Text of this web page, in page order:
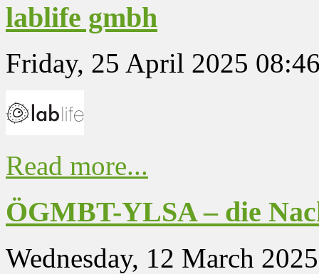
lablife gmbh
Friday, 25 April 2025
Read more...
ÖGMBT-YLSA – die
Wednesday, 12 March